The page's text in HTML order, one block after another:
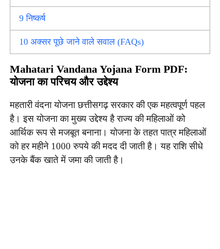
9 निष्कर्ष
10 अक्सर पूछे जाने वाले सवाल (FAQs)
Mahatari Vandana Yojana Form PDF:
योजना का परिचय और उद्देश्य
महतारी वंदना योजना छत्तीसगढ़ सरकार की एक महत्वपूर्ण पहल
है। इस योजना का मुख्य उद्देश्य है राज्य की महिलाओं को
आर्थिक रूप से मजबूत बनाना। योजना के तहत पात्र महिलाओं
को हर महीने 1000 रुपये की मदद दी जाती है। यह राशि सीधे
उनके बैंक खाते में जमा की जाती है।